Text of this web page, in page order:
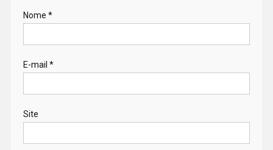
Nome *
E-mail *
Site